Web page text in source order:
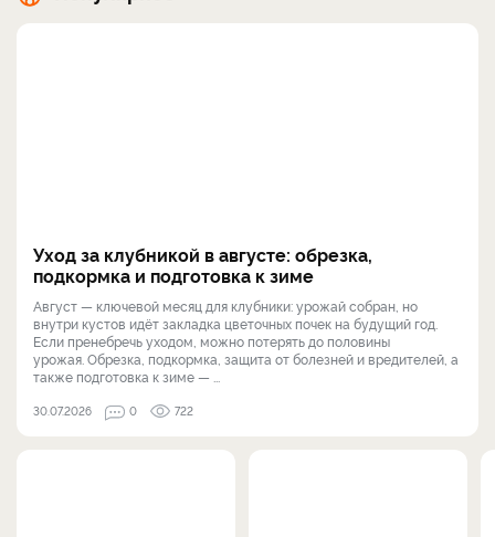
Уход за клубникой в августе: обрезка,
подкормка и подготовка к зиме
Август — ключевой месяц для клубники: урожай собран, но
внутри кустов идёт закладка цветочных почек на будущий год.
Если пренебречь уходом, можно потерять до половины
урожая. Обрезка, подкормка, защита от болезней и вредителей, а
также подготовка к зиме — ...
30.07.2026 0 722